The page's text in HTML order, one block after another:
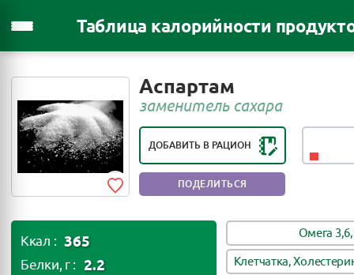
Таблица калорийности
Аспартам
заменитель сахара
ДОБАВИТЬ В РАЦИОН
ВРЕДЕН ДЛЯ ЗДОРОВЬЯ
ПОДЕЛИТЬСЯ
Ккал : 365
Белки, г : 2.2
Омега
Клетчатка,